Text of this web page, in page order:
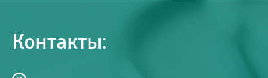
Контакты: